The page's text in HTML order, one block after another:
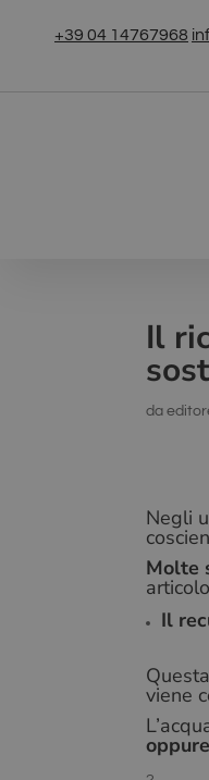
+39 04 14767968
Il
da
Negli
Molte
Il
viene